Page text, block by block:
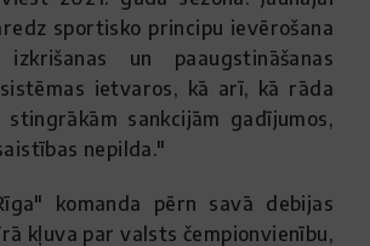
sportisko principu ievērošana
un paaugstināšanas
ietvaros, kā arī, kā rāda
stingrākām sankcijām gadījumos,
nepilda."
komanda pērn savā debijas
kļuva par valsts čempionvienību,